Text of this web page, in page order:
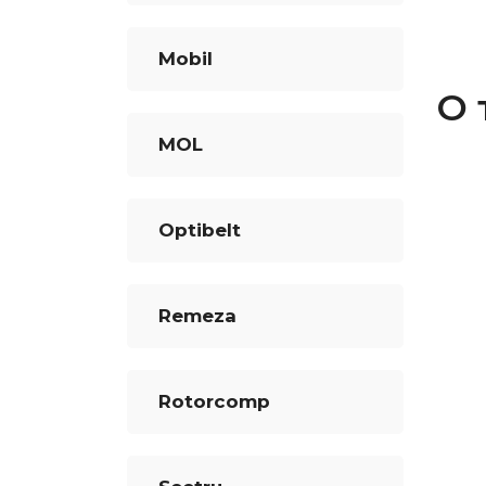
Mobil
MOL
Optibelt
Remeza
Rotorcomp
О